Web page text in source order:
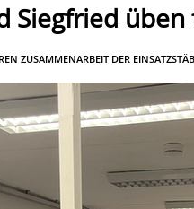
Siegfried
ZUSAMMENARBEIT DER